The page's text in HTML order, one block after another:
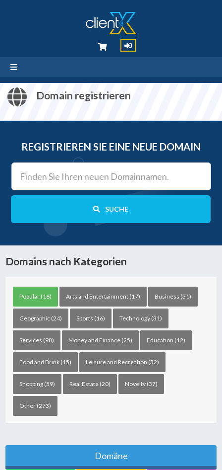
Domain registrieren
REGISTRIEREN SIE EINE NEUE DOMAIN
SUCHE
Domains nach Kategorien
Popular (16) Arts and Entertainment (17) Business (31)
Geographic (24) Sports (16) Technology (31)
Services (98) Money and Finance (25) Education (12)
Food and Drink (15) Leisure and Recreation (32)
Shopping (59) Real Estate (20) Novelty (37)
Other (273)
Domäne